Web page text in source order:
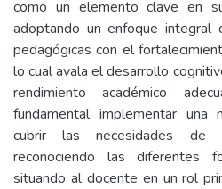
como un elemento clave en
adoptando un enfoque integral
pedagógicas con el
lo cual avala el desarrollo
rendimiento académico
fundamental implementar una
cubrir las necesidades de
reconociendo las diferentes
situando al docente en un rol